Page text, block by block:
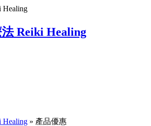
Healing
Healing » 產品優惠